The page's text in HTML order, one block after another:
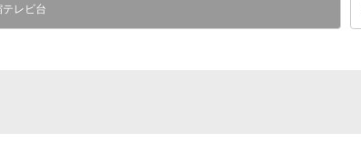
テレビ台